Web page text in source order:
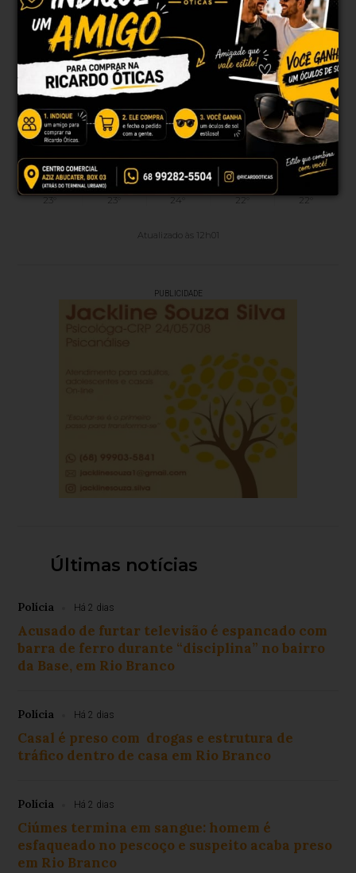
36°
Sensação
2.39km/h 35%
Umidade
0%(0mm)
Chance de chuva
07h45
Nascer do sol
07h28
Pôr do sol
SEX
38°
23°
SÁB
39°
23°
DOM
39°
24°
SEG
40°
22°
TER
22°
Atualizado às 12h01
PUBLICIDADE
Últimas notícias
Polícia Há 2 dias
Acusado de furtar televisão é espancado com
barra de ferro durante “disciplina” no bairro
da Base, em Rio Branco
Polícia Há 2 dias
Casal é preso com drogas e estrutura de
tráfico dentro de casa em Rio Branco
Polícia Há 2 dias
Ciúmes termina em sangue: homem é
esfaqueado no pescoço e suspeito acaba preso
em Rio Branco